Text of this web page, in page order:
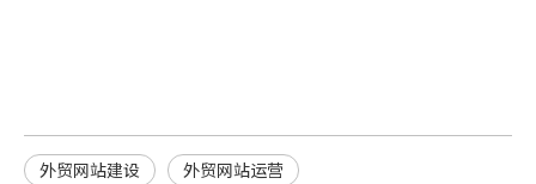
外贸网站建设 外贸网站运营